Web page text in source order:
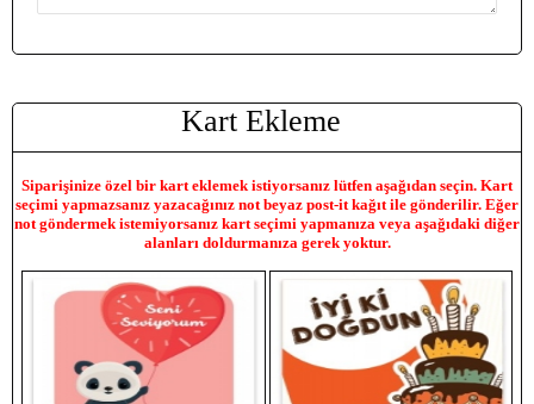
Kart Ekleme
Siparişinize özel bir kart eklemek istiyorsanız lütfen aşağıdan seçin. Kart
seçimi yapmazsanız yazacağınız not beyaz post-it kağıt ile gönderilir. Eğer
not göndermek istemiyorsanız kart seçimi yapmanıza veya aşağıdaki diğer
alanları doldurmanıza gerek yoktur.